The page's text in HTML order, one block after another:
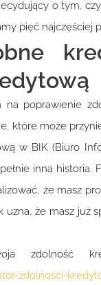
o tym,
pięć najczęściej
poprawienie
które może
w BIK (Biuro
inna historia.
że masz
że masz już
zdolność
zdolnosci-